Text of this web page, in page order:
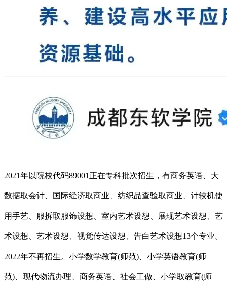
2021年以院校代码89001正在专科批次招生，有商务英语、大
数据取会计、国际经济取商业、纺织品查验取商业、计较机使
用手艺、服拆取服饰设想、室内艺术设想、展现艺术设想、艺
术设想、艺术设想、视觉传达设想、告白艺术设想13个专业。
2022年不再招生。小学数学教育(师范)、小学英语教育(师
范)、现代物流办理、商务英语、社会工做、小学取教育(师